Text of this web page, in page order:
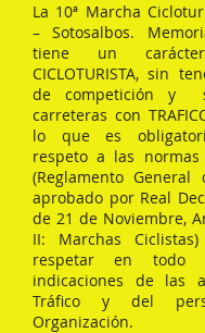
La 10ª Marcha
– Sotosalbos.
tiene un
CICLOTURISTA, sin
de competición y
carreteras con
lo que es
respeto a las
(Reglamento General
aprobado por Real
de 21 de Noviembre,
II: Marchas
respetar en todo
indicaciones de las
Tráfico y del
Organización.